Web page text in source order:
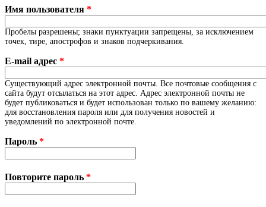
Имя пользователя *
Пробелы разрешены; знаки пунктуации запрещены, за исключением
точек, тире, апострофов и знаков подчеркивания.
E-mail адрес *
Существующий адрес электронной почты. Все почтовые сообщения с
сайта будут отсылаться на этот адрес. Адрес электронной почты не
будет публиковаться и будет использован только по вашему желанию:
для восстановления пароля или для получения новостей и
уведомлений по электронной почте.
Пароль *
Повторите пароль *